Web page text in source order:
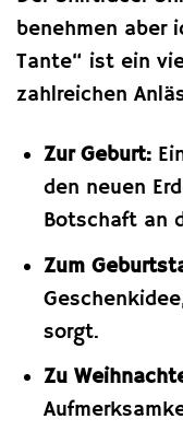
benehmen aber
Tante“ ist ein
zahlreichen
Zur Geburt:
den neuen
Botschaft an
Zum
sorgt.
Zu